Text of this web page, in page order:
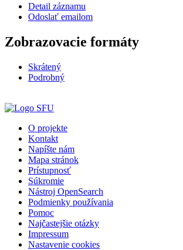
Detail záznamu
Odoslať emailom
Zobrazovacie formáty
Skrátený
Podrobný
O projekte
Kontakt
Napíšte nám
Mapa stránok
Prístupnosť
Súkromie
Nástroj OpenSearch
Podmienky používania
Pomoc
Najčastejšie otázky
Impressum
Nastavenie cookies